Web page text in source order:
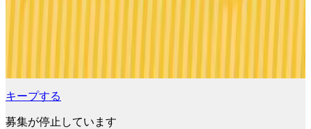
キープする
募集が停止しています